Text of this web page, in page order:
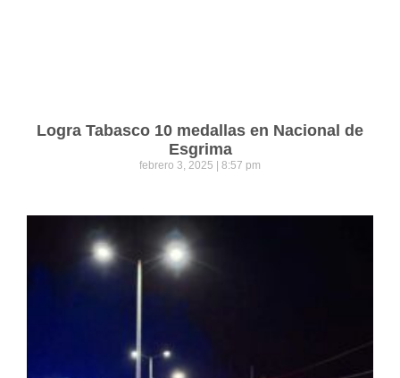
Logra Tabasco 10 medallas en Nacional de
Esgrima
febrero 3, 2025 8:57 pm